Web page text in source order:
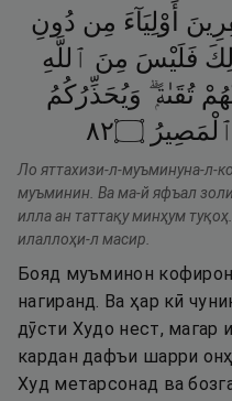
أَوْلِيَآءَ مِن دُونِ
فَلَيْسَ مِنَ ٱللَّهِ
تُقَىٰةًۭ ۗ وَيُحَذِّرُكُمُ
ٱلْمَصِيرُ ۝٢٨
Ло яттахизи-л-муъминуна-л-
муъминин. Ва ма-й яфъал
илла ан таттақу минҳум
илаллоҳи-л масир.
Бояд муъминон
нагиранд. Ва ҳар кӣ
дӯсти Худо нест, магар
кардан дафъи шарри
Худ метарсонад ва